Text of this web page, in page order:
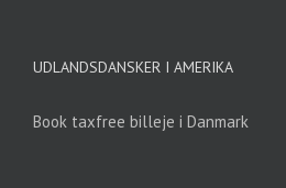
UDLANDSDANSKER I AMERIKA
Book taxfree billeje i Danmark